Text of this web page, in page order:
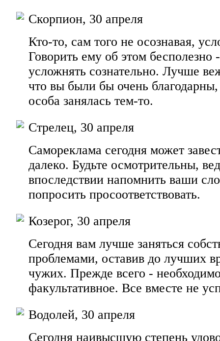
Скорпион, 30 апреля
Кто-то, сам того не осознавая,
Говорить ему об этом бесполезно
усложнять сознательно. Лучше
что вы были бы очень
особа занялась тем-то.
Стрелец, 30 апреля
Самореклама сегодня может
далеко. Будьте осмотрительны,
впоследствии напомнить ваши
попросить просоответствовать.
Козерог, 30 апреля
Сегодня вам лучше заняться
проблемами, оставив до лучших
чужих. Прежде всего -
факультативное. Все вместе не
Водолей, 30 апреля
Сегодня наивысшую степень